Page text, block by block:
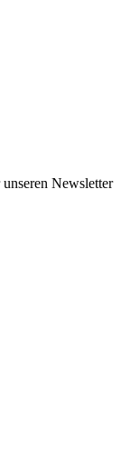
Newsletter